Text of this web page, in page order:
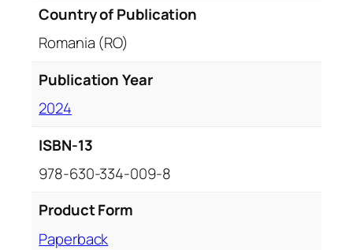
Country of Publication
Romania (RO)
Publication Year
2024
ISBN-13
978-630-334-009-8
Product Form
Paperback